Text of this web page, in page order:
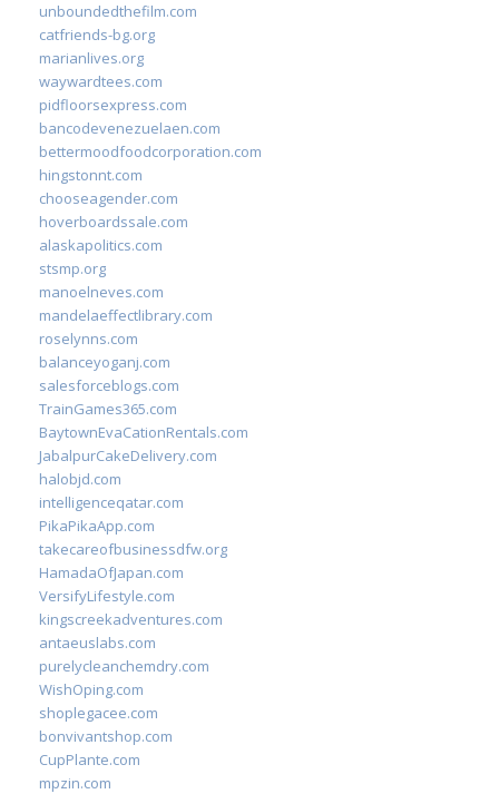
unboundedthefilm.com
catfriends-bg.org
marianlives.org
waywardtees.com
pidfloorsexpress.com
bancodevenezuelaen.com
bettermoodfoodcorporation.com
hingstonnt.com
chooseagender.com
hoverboardssale.com
alaskapolitics.com
stsmp.org
manoelneves.com
mandelaeffectlibrary.com
roselynns.com
balanceyoganj.com
salesforceblogs.com
TrainGames365.com
BaytownEvaCationRentals.com
JabalpurCakeDelivery.com
halobjd.com
intelligenceqatar.com
PikaPikaApp.com
takecareofbusinessdfw.org
HamadaOfJapan.com
VersifyLifestyle.com
kingscreekadventures.com
antaeuslabs.com
purelycleanchemdry.com
WishOping.com
shoplegacee.com
bonvivantshop.com
CupPlante.com
mpzin.com